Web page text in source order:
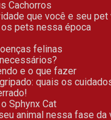
Cachorros
que você e seu pet
os pets nessa época
felinas
e o que fazer
gripado: quais os
Sphynx Cat
animal nessa fase da